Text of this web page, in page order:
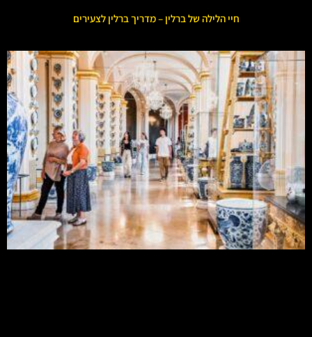
חיי הלילה של ברלין – מדריך ברלין לצעירים